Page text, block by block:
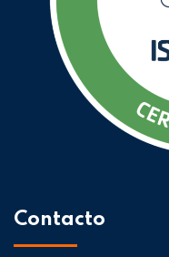
Contacto